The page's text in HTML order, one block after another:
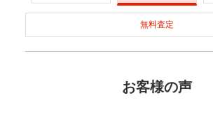
無料査定
お客様の声